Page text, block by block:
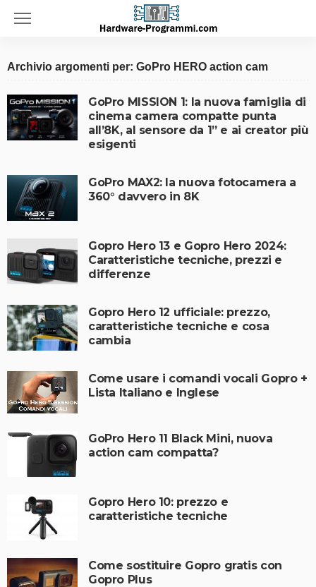
Archivio argomenti per: GoPro HERO action cam
GoPro MISSION 1: la nuova famiglia di
cinema camera compatte punta
all’8K, al sensore da 1” e ai creator più
esigenti
GoPro MAX2: la nuova fotocamera a
360° davvero in 8K
Gopro Hero 13 e Gopro Hero 2024:
Caratteristiche tecniche, prezzi e
differenze
Gopro Hero 12 ufficiale: prezzo,
caratteristiche tecniche e cosa
cambia
Come usare i comandi vocali Gopro +
Lista Italiano e Inglese
GoPro Hero 11 Black Mini, nuova
action cam compatta?
Gopro Hero 10: prezzo e
caratteristiche tecniche
Come sostituire Gopro gratis con
Gopro Plus